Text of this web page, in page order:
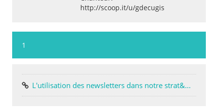
http://scoop.it/u/gdecugis
1
L'utilisation des newsletters dans notre strat&...